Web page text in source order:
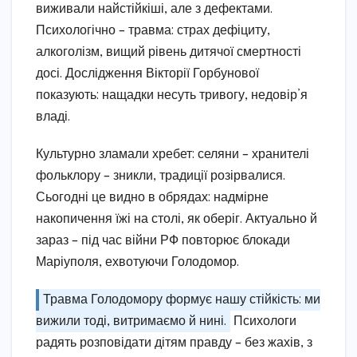
виживали найстійкіші, але з дефектами.
Психологічно – травма: страх дефіциту,
алкоголізм, вищий рівень дитячої смертності
досі. Дослідження Вікторії Горбунової
показують: нащадки несуть тривогу, недовір’я
владі.
Культурно зламали хребет: селяни – хранителі
фольклору – зникли, традиції розірвалися.
Сьогодні це видно в обрядах: надмірне
накопичення їжі на столі, як оберіг. Актуально й
зараз – під час війни РФ повторює блокади
Маріуполя, ехвотуючи Голодомор.
Травма Голодомору формує нашу стійкість: ми
вижили тоді, витримаємо й нині.
Психологи
радять розповідати дітям правду – без жахів, з